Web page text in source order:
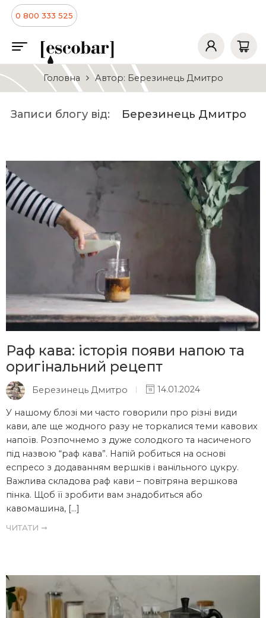
0 800 333 525
Головна Автор: Березинець Дмитро
Записи блогу від: Березинець Дмитро
Раф кава: історія появи напою та
оригінальний рецепт
Березинець Дмитро 14.01.2024
У нашому блозі ми часто говорили про різні види
кави, але ще жодного разу не торкалися теми кавових
напоїв. Розпочнемо з дуже солодкого та насиченого
під назвою “раф кава”. Напій робиться на основі
еспресо з додаванням вершків і ванільного цукру.
Важлива складова раф кави – повітряна вершкова
пінка. Щоб її зробити вам знадобиться або
кавомашина, […]
ЧИТАТИ ➞